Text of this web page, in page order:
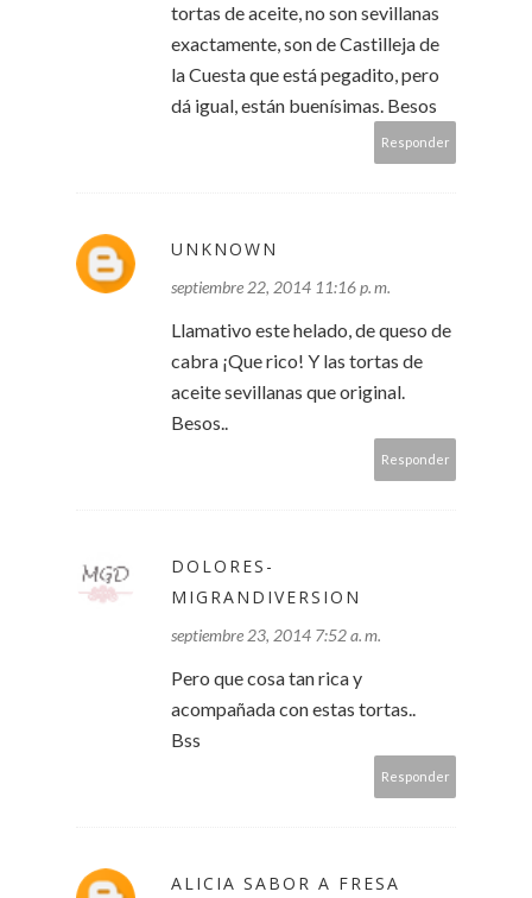
tortas de aceite, no son sevillanas
exactamente, son de Castilleja de
la Cuesta que está pegadito, pero
dá igual, están buenísimas. Besos
Responder
UNKNOWN
septiembre 22, 2014 11:16 p. m.
Llamativo este helado, de queso de
cabra ¡Que rico! Y las tortas de
aceite sevillanas que original.
Besos..
Responder
DOLORES-
MIGRANDIVERSION
septiembre 23, 2014 7:52 a. m.
Pero que cosa tan rica y
acompañada con estas tortas..
Bss
Responder
ALICIA SABOR A FRESA